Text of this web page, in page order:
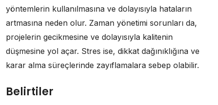
yöntemlerin kullanılmasına ve dolayısıyla hataların
artmasına neden olur. Zaman yönetimi sorunları da,
projelerin gecikmesine ve dolayısıyla kalitenin
düşmesine yol açar. Stres ise, dikkat dağınıklığına ve
karar alma süreçlerinde zayıflamalara sebep olabilir.
Belirtiler